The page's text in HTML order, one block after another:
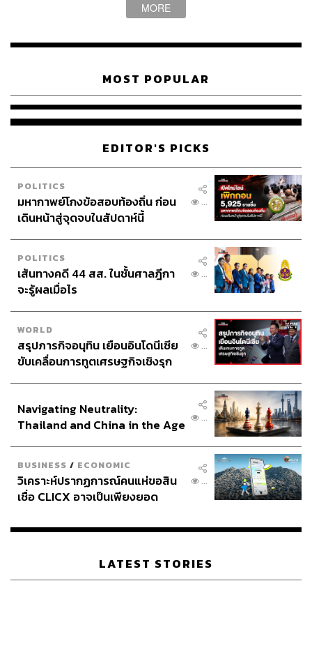
ABOUT THE AUTHOR
เว็บมาสเตอร์ประจำสำนักข่าว THE
T-POP
MORE
MOST POPULAR
EDITOR'S PICKS
POLITICS
มหากาพย์โกงข้อสอบท้องถิ่น ก่อน
เดินหน้าสู่จุดจบในสัปดาห์นี้
...
POLITICS
เส้นทางคดี 44 สส. ในชั้นศาลฎีกา
จะรู้ผลเมื่อไร
...
WORLD
สรุปภารกิจอนุทิน เยือนอินโดนีเซีย
ขับเคลื่อนการทูตเศรษฐกิจเชิงรุก
...
Navigating Neutrality:
Thailand and China in the Age
...
BUSINESS / ECONOMIC
วิเคราะห์ปรากฏการณ์คนแห่ขอสิน
เชื่อ CLICX อาจเป็นเพียงยอด
เรือนไทยที่ถูกซุกไว้
...
LATEST STORIES